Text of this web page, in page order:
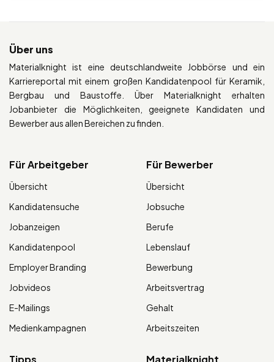
Über uns
Materialknight ist eine deutschlandweite Jobbörse und ein
Karriereportal mit einem großen Kandidatenpool für Keramik,
Bergbau und Baustoffe. Über Materialknight erhalten
Jobanbieter die Möglichkeiten, geeignete Kandidaten und
Bewerber aus allen Bereichen zu finden.
Für Arbeitgeber
Übersicht
Kandidatensuche
Jobanzeigen
Kandidatenpool
Employer Branding
Jobvideos
E-Mailings
Medienkampagnen
Für Bewerber
Übersicht
Jobsuche
Berufe
Lebenslauf
Bewerbung
Arbeitsvertrag
Gehalt
Arbeitszeiten
Tipps Materialknight